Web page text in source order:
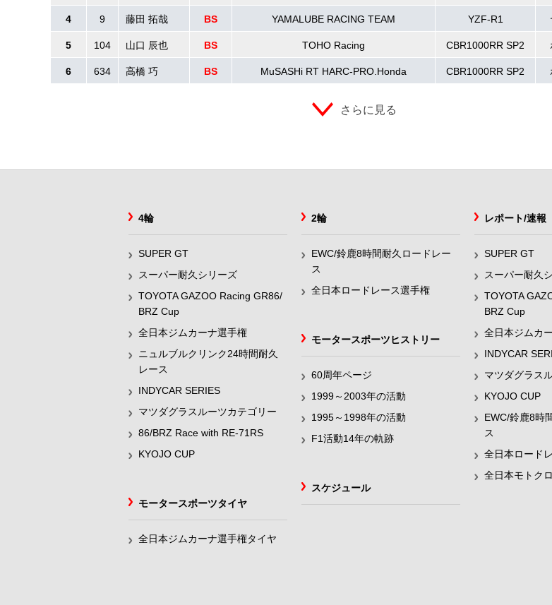
4 9 藤田 拓哉 BS YAMALUBE RACING TEAM YZF-R1
5 104 山口 辰也 BS TOHO Racing CBR1000RR SP2
6 634 高橋 巧 BS MuSASHi RT HARC-PRO.Honda CBR1000RR SP2
さらに見る
4輪
SUPER GT
スーパー耐久シリーズ
TOYOTA GAZOO Racing GR86/
BRZ Cup
全日本ジムカーナ選手権
ニュルブルクリンク24時間耐久
レース
INDYCAR SERIES
マツダグラスルーツカテゴリー
86/BRZ Race with RE-71RS
KYOJO CUP
2輪
EWC/鈴鹿8時間耐久ロードレー
ス
全日本ロードレース選手権
レポート/速報
SUPER GT
スーパー耐久
TOYOTA
BRZ Cup
全日本ジムカ
INDYCAR
マツダグラス
KYOJO CUP
EWC/鈴鹿8時
ス
全日本ロード
全日本モトク
モータースポーツヒストリー
60周年ページ
1999～2003年の活動
1995～1998年の活動
F1活動14年の軌跡
スケジュール
モータースポーツタイヤ
全日本ジムカーナ選手権タイヤ